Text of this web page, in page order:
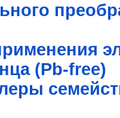
(Pb-free)